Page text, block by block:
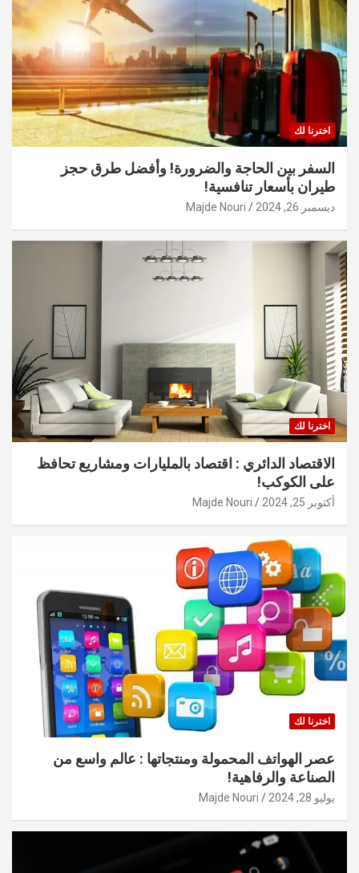
اخترنا لك
السفر بين الحاجة والضرورة! وأفضل طرق حجز
طيران بأسعار تنافسية!
ديسمبر 26, 2024 Majde Nouri
اخترنا لك
الاقتصاد الدائري : اقتصاد بالمليارات ومشاريع تحافظ
على الكوكب!
أكتوبر 25, 2024 Majde Nouri
اخترنا لك
عصر الهواتف المحمولة ومنتجاتها : عالم واسع من
الصناعة والرفاهية!
يوليو 28, 2024 Majde Nouri